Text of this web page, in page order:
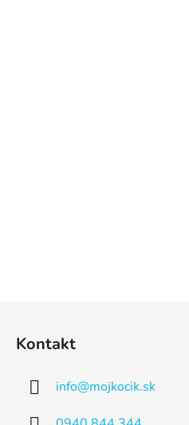
Kontakt
info@mojkocik.sk